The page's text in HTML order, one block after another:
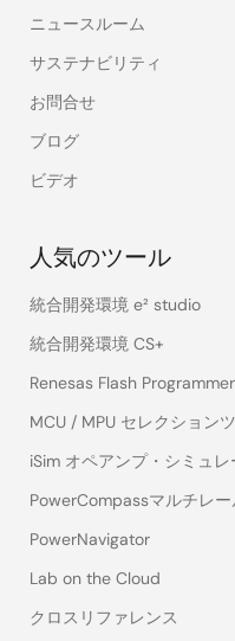
ニュースルーム
サステナビリティ
お問合せ
ブログ
ビデオ
人気のツール
統合開発環境 e² studio
統合開発環境 CS+
Renesas Flash Programmer
MCU / MPU セレクション
iSim オペアンプ・シミュレ
PowerCompassマルチレ
PowerNavigator
Lab on the Cloud
クロスリファレンス